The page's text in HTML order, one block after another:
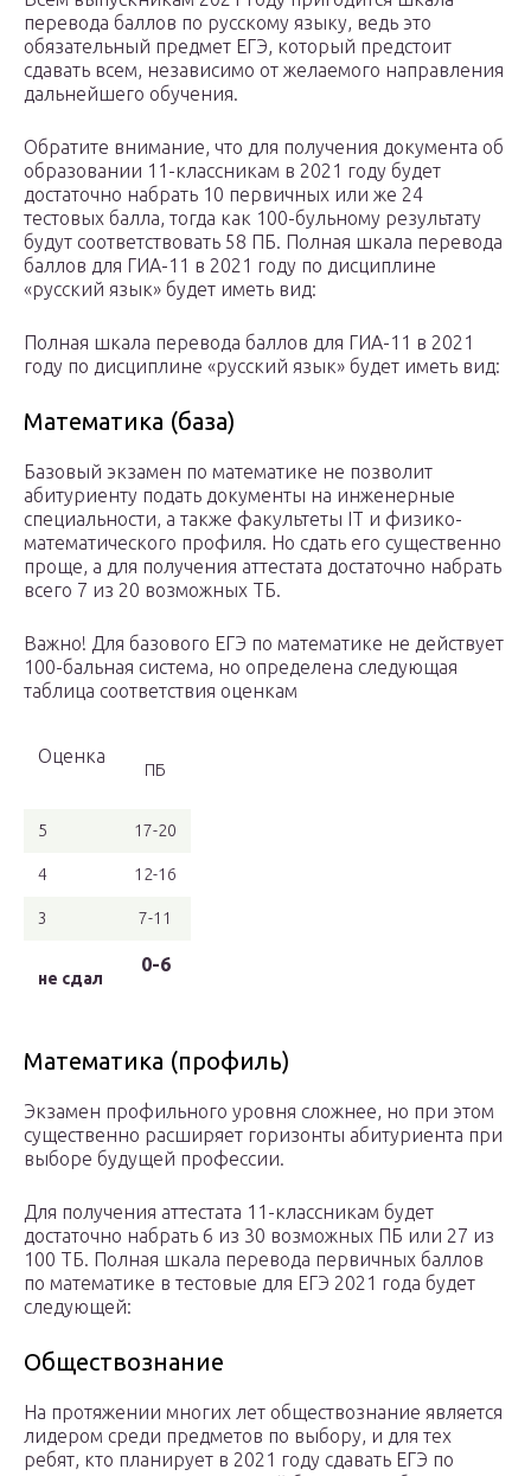
перевода баллов по русскому языку, ведь это
обязательный предмет ЕГЭ, который предстоит
сдавать всем, независимо от желаемого направления
дальнейшего обучения.
Обратите внимание, что для получения документа об
образовании 11-классникам в 2021 году будет
достаточно набрать 10 первичных или же 24
тестовых балла, тогда как 100-бульному результату
будут соответствовать 58 ПБ. Полная шкала перевода
баллов для ГИА-11 в 2021 году по дисциплине
«русский язык» будет иметь вид:
Полная шкала перевода баллов для ГИА-11 в 2021
году по дисциплине «русский язык» будет иметь вид:
Математика (база)
Базовый экзамен по математике не позволит
абитуриенту подать документы на инженерные
специальности, а также факультеты IT и физико-
математического профиля. Но сдать его существенно
проще, а для получения аттестата достаточно набрать
всего 7 из 20 возможных ТБ.
Важно! Для базового ЕГЭ по математике не действует
100-бальная система, но определена следующая
таблица соответствия оценкам
Оценка
ПБ
5 17-20
4 12-16
3 7-11
не сдал
0-6
Математика (профиль)
Экзамен профильного уровня сложнее, но при этом
существенно расширяет горизонты абитуриента при
выборе будущей профессии.
Для получения аттестата 11-классникам будет
достаточно набрать 6 из 30 возможных ПБ или 27 из
100 ТБ. Полная шкала перевода первичных баллов
по математике в тестовые для ЕГЭ 2021 года будет
следующей:
Обществознание
На протяжении многих лет обществознание является
лидером среди предметов по выбору, и для тех
ребят, кто планирует в 2021 году сдавать ЕГЭ по